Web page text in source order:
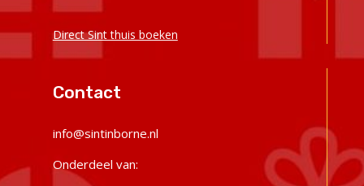
Direct Sint thuis boeken
Contact
‭info@sintinborne.nl
Onderdeel van: